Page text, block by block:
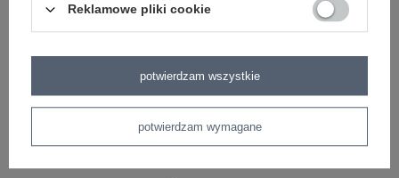
Plecak Metoo Personalizowany
Puchaty Kotek z Kokardką 2w1
109,99 zł
Zestaw - Plecak Metoo
personalizowany Kocurek 2w1 i
189,98 zł
Reklamowe pliki cookie
potwierdzam wymagane
potwierdzam wszystkie